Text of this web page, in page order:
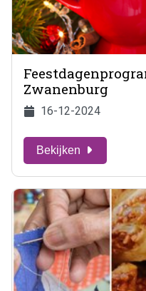
Zwanenburg
16-12-2024
Bekijken